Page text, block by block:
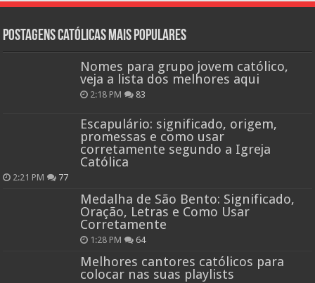
Postagens católicas mais Populares
Nomes para grupo jovem católico,
veja a lista dos melhores aqui
2:18 PM 83
Escapulário: significado, origem,
promessas e como usar
corretamente segundo a Igreja
Católica
2:21 PM 77
Medalha de São Bento: Significado,
Oração, Letras e Como Usar
Corretamente
1:28 PM 64
Melhores cantores católicos para
colocar nas suas playlists